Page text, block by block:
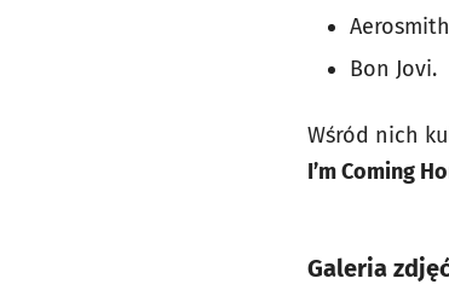
Bon Jovi.
Wśród nich
I’m Coming
Galeria